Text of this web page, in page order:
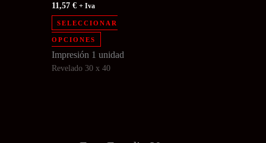
11,57€ + Iva
SELECCIONAR
OPCIONES
producto
tiene
Impresión 1 unidad
Revelado 30 x 40